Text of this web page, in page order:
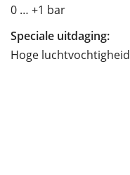
0 … +1 bar
Speciale uitdaging:
Hoge luchtvochtigheid